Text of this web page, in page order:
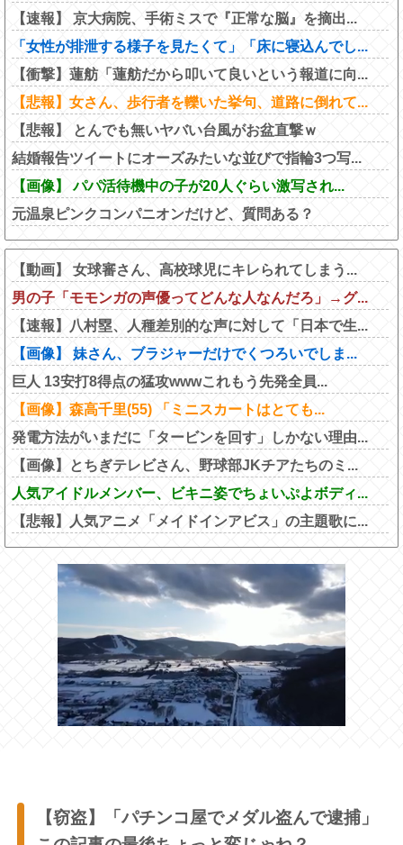
【速報】 京大病院、手術ミスで『正常な脳』を摘出...
「女性が排泄する様子を見たくて」「床に寝込んでし...
【衝撃】蓮舫「蓮舫だから叩いて良いという報道に向...
【悲報】女さん、歩行者を轢いた挙句、道路に倒れて...
【悲報】 とんでも無いヤバい台風がお盆直撃ｗ
結婚報告ツイートにオーズみたいな並びで指輪3つ写...
【画像】 パパ活待機中の子が20人ぐらい激写され...
元温泉ピンクコンパニオンだけど、質問ある？
【動画】 女球審さん、高校球児にキレられてしまう...
男の子「モモンガの声優ってどんな人なんだろ」→グ...
【速報】八村塁、人種差別的な声に対して「日本で生...
【画像】 妹さん、ブラジャーだけでくつろいでしま...
巨人 13安打8得点の猛攻wwwこれもう先発全員...
【画像】森高千里(55) 「ミニスカートはとても...
発電方法がいまだに「タービンを回す」しかない理由...
【画像】とちぎテレビさん、野球部JKチアたちのミ...
人気アイドルメンバー、ビキニ姿でちょいぷよボディ...
【悲報】人気アニメ「メイドインアビス」の主題歌に...
【窃盗】「パチンコ屋でメダル盗んで逮捕」